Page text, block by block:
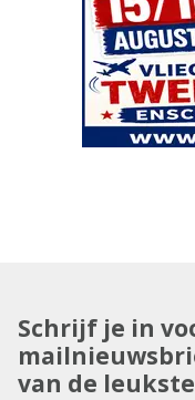
Schrijf je in
van de